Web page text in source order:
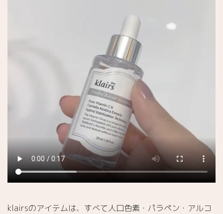
klairsのアイテムは、すべて人口色素・パラペン・アルコ